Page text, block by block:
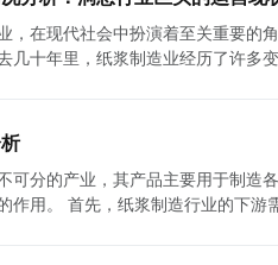
对环境保护要求。此外，市场竞争
成本。其次，加强科技创新，提高
长和产业升级做出更大贡献。
主要风险之一。纸浆制造需要大量
制造行业面临的重要风险之一。纸
令人担忧。另外，国内外市场竞争
展趋势，可以减少投资风险。此外
术发展等策略来降低风险。同时，
划产业布局、提高技术创新能力、
，在现代社会中扮演着至关重要的
几十年里，纸浆制造业经历了许多
出了许多积极的特点和趋势。首先
产设备和高效的制造流程，可以大
极采取环保措施，推动可持续发展。纸浆制
成潜在影响。为了减少对环境的负
可分的产业，其产品主要用于制造
需求决定。纸张是